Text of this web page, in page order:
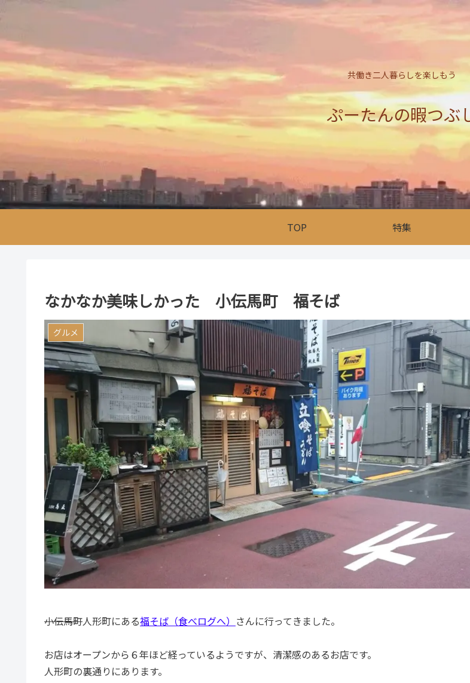
共働き二人暮らしを楽しもう
ぷーたんの暇つぶ
TOP 特集
なかなか美味しかった 小伝馬町 福そば
グルメ
小伝馬町人形町にある福そば（食べログへ） さんに行ってきました。
お店はオープンから６年ほど経っているようですが、清潔感のあるお店です。
人形町の裏通りにあります。